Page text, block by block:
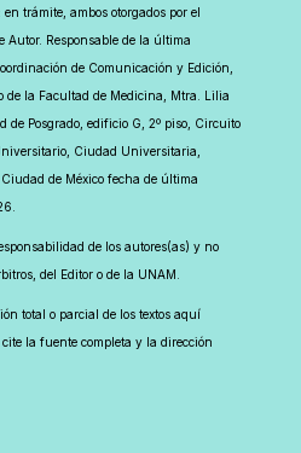
trámite, ambos otorgados por el
Autor. Responsable de la última
de Comunicación y Edición,
de la Facultad de Medicina, Mtra. Lilia
Posgrado, edificio G, 2º piso, Circuito
Ciudad Universitaria,
de México fecha de última
de los autores(as) y no
del Editor o de la UNAM.
total o parcial de los textos aquí
la fuente completa y la dirección